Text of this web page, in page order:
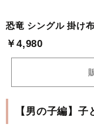
恐竜 シングル 掛け
￥4,980
【男の子編】